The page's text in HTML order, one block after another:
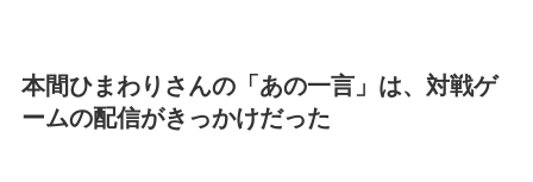
本間ひまわりさんの「あの一言」は、対戦ゲ
ームの配信がきっかけだった